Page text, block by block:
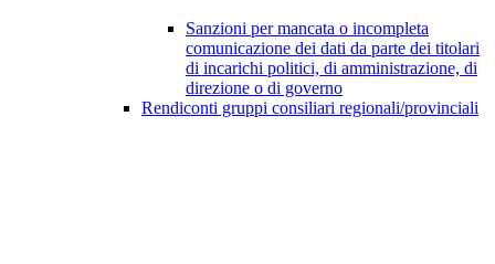
Sanzioni per mancata o incompleta
comunicazione dei dati da parte dei titolari
di incarichi politici, di amministrazione, di
direzione o di governo
Rendiconti gruppi consiliari regionali/provinciali